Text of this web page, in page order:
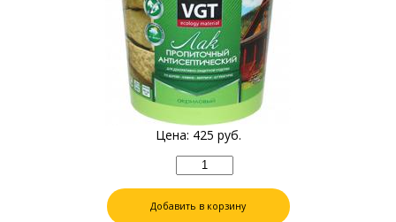
Цена: 425 руб.
Добавить в корзину